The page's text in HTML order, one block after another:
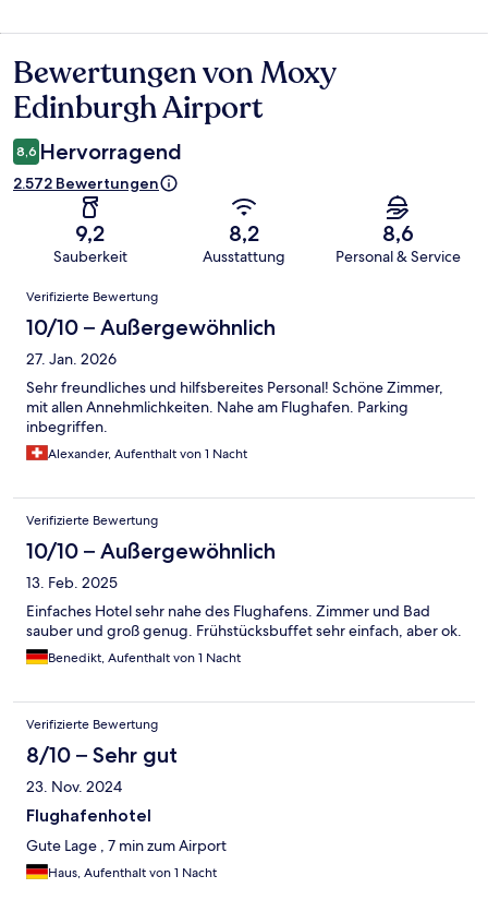
Bewertungen
Bewertungen von Moxy
Edinburgh Airport
8,6 Hervorragend
2.572 Bewertungen
9,2
Sauberkeit
8,2
Ausstattung
8,6
Personal & Service
Bewertungen
Verifizierte Bewertung
10/10 – Außergewöhnlich
27. Jan. 2026
Sehr freundliches und hilfsbereites Personal! Schöne Zimmer,
mit allen Annehmlichkeiten. Nahe am Flughafen. Parking
inbegriffen.
Alexander, Aufenthalt von 1 Nacht
Verifizierte Bewertung
10/10 – Außergewöhnlich
13. Feb. 2025
Einfaches Hotel sehr nahe des Flughafens. Zimmer und Bad
sauber und groß genug. Frühstücksbuffet sehr einfach, aber ok.
Benedikt, Aufenthalt von 1 Nacht
Verifizierte Bewertung
8/10 – Sehr gut
23. Nov. 2024
Flughafenhotel
Gute Lage , 7 min zum Airport
Haus, Aufenthalt von 1 Nacht